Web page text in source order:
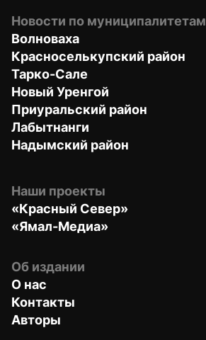
Новости по муниципалитетам
Волноваха
Красноселькупский район
Тарко-Сале
Новый Уренгой
Приуральский район
Лабытнанги
Надымский район
Наши проекты
«Красный Север»
«Ямал-Медиа»
Об издании
О нас
Контакты
Авторы